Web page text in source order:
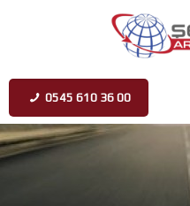
0545 610 36 00